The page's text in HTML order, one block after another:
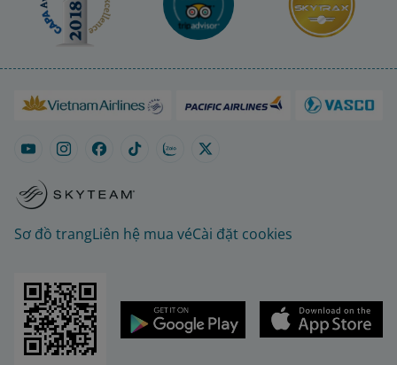
Sơ đồ trangLiên hệ mua véCài đặt cookies